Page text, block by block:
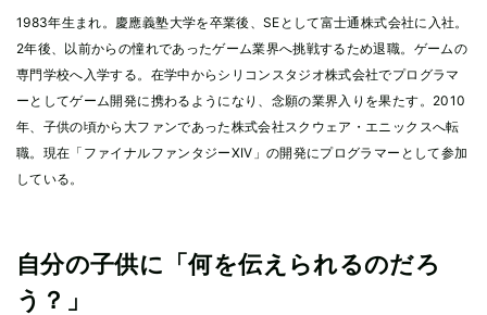
1983年生まれ。慶應義塾大学を卒業後、SEとして富士通株式会社に入社。
2年後、以前からの憧れであったゲーム業界へ挑戦するため退職。ゲームの
専門学校へ入学する。在学中からシリコンスタジオ株式会社でプログラマ
ーとしてゲーム開発に携わるようになり、念願の業界入りを果たす。2010
年、子供の頃から大ファンであった株式会社スクウェア・エニックスへ転
職。現在「ファイナルファンタジーXIV」の開発にプログラマーとして参加
している。
自分の子供に「何を伝えられるのだろ
う？」